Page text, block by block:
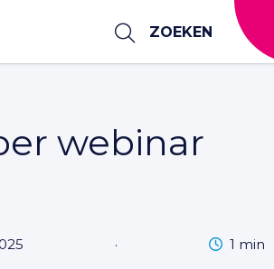
ZOEKEN
webinar
· Leestijd
1 min